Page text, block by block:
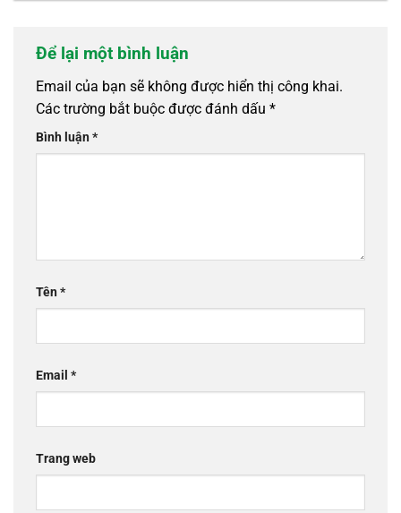
Để lại một bình luận
Email của bạn sẽ không được hiển thị công khai.
Các trường bắt buộc được đánh dấu *
Bình luận*
Tên*
Email *
Trang web